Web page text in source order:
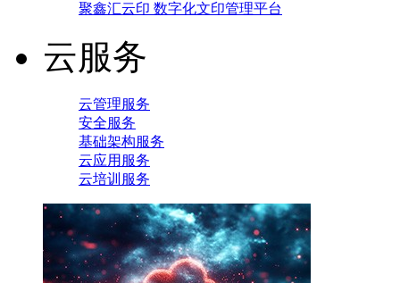
聚鑫汇云印 数字化文印管理平台
云服务
云管理服务
安全服务
基础架构服务
云应用服务
云培训服务